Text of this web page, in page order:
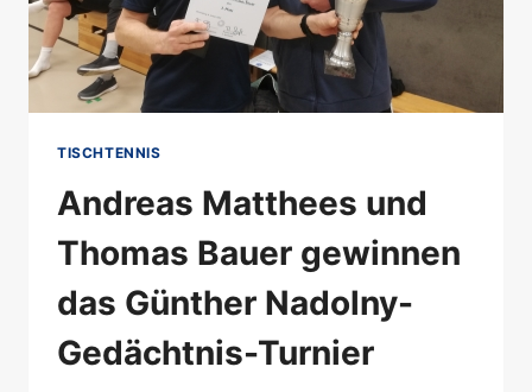
TISCHTENNIS
Andreas Matthees und
Thomas Bauer gewinnen
das Günther Nadolny-
Gedächtnis-Turnier